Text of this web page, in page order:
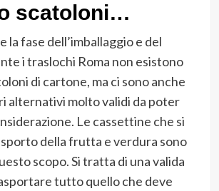
scatoloni…
la fase dell’imballaggio e del
i traslochi Roma non esistono
di cartone, ma ci sono anche
alternativi molto validi da poter
Le cassettine che si
della frutta e verdura sono
scopo. Si tratta di una valida
tutto quello che deve